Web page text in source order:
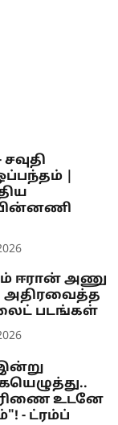
|
ஈரான் அணு
படங்கள்
உடனே
- ட்ரம்ப்